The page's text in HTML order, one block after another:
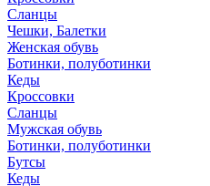
Сланцы
Чешки, Балетки
Женская обувь
Ботинки, полуботинки
Кеды
Кроссовки
Сланцы
Мужская обувь
Ботинки, полуботинки
Бутсы
Кеды